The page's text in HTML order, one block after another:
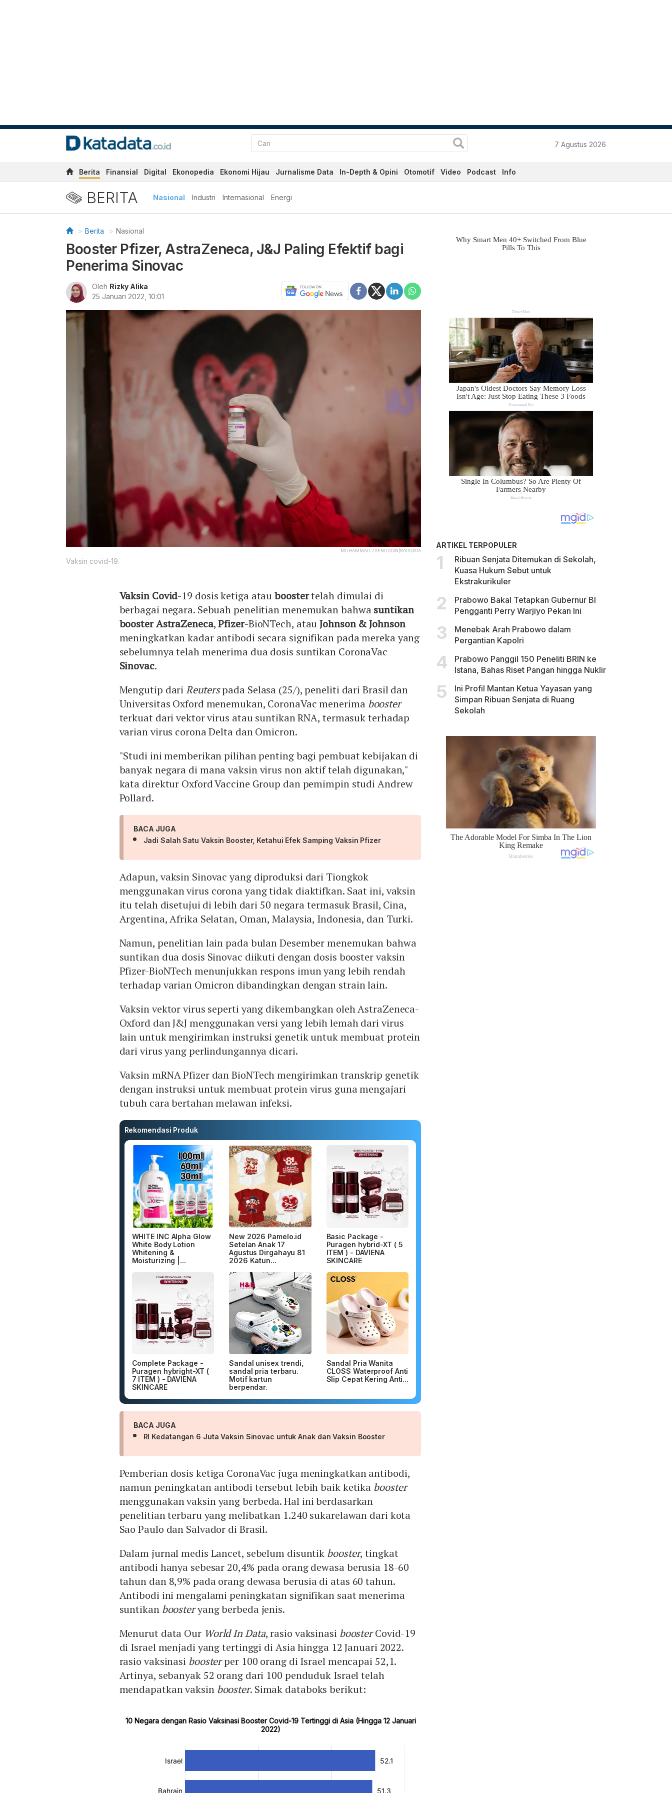
7 Agustus 2026
Berita Finansial Digital Ekonopedia Ekonomi Hijau Jurnalisme Data In-Depth & Opini Otomotif Video Podcast Info
BERITA Nasional Industri Internasional Energi
Berita Nasional
Booster Pfizer, AstraZeneca, J&J Paling Efektif bagi
Penerima Sinovac
Oleh Rizky Alika
25 Januari 2022, 10:01
MUHAMMAD ZAENUDDIN|KATADATA
Vaksin covid-19.
Vaksin Covid-19 dosis ketiga atauboostertelah dimulai di
berbagai negara. Sebuah penelitian menemukan bahwasuntikan
boosterAstraZeneca,Pfizer-BioNTech, atauJohnson & Johnson
meningkatkan kadar antibodi secara signifikan pada mereka yang
sebelumnya telah menerima dua dosis suntikan CoronaVac
Sinovac.
Mengutip dariReuterspada Selasa (25/), peneliti dari Brasil dan
Universitas Oxford menemukan, CoronaVac menerima booster
terkuat dari vektor virus atau suntikan RNA, termasuk terhadap
varian virus corona Delta dan Omicron.
"Studi ini memberikan pilihan penting bagi pembuat kebijakan di
banyak negara di mana vaksin virus non aktif telah digunakan,"
kata direktur Oxford Vaccine Group dan pemimpin studi Andrew
Pollard.
BACA JUGA
Jadi Salah Satu Vaksin Booster, Ketahui Efek Samping Vaksin Pfizer
Adapun, vaksin Sinovac yang diproduksi dari Tiongkok
menggunakan virus corona yang tidak diaktifkan. Saat ini, vaksin
itu telah disetujui di lebih dari 50 negara termasuk Brasil, Cina,
Argentina, Afrika Selatan, Oman, Malaysia, Indonesia, dan Turki.
Namun, penelitian lain pada bulan Desember menemukan bahwa
suntikan dua dosis Sinovac diikuti dengan dosis booster vaksin
Pfizer-BioNTech menunjukkan respons imun yang lebih rendah
terhadap varian Omicron dibandingkan dengan strain lain.
Vaksin vektor virus seperti yang dikembangkan oleh AstraZeneca-
Oxford dan J&J menggunakan versi yang lebih lemah dari virus
lain untuk mengirimkan instruksi genetik untuk membuat protein
dari virus yang perlindungannya dicari.
Vaksin mRNA Pfizer dan BioNTech mengirimkan transkrip genetik
dengan instruksi untuk membuat protein virus guna mengajari
tubuh cara bertahan melawan infeksi.
Rekomendasi Produk
WHITE INC Alpha Glow
White Body Lotion
Whitening &
Moisturizing |...
New 2026 Pamelo.id
Setelan Anak 17
Agustus Dirgahayu 81
2026 Katun...
Basic Package -
Puragen hybrid-XT ( 5
ITEM ) - DAVIENA
SKINCARE
Complete Package -
Puragen hybright-XT (
7 ITEM ) - DAVIENA
SKINCARE
Sandal unisex trendi,
sandal pria terbaru.
Motif kartun
berpendar.
Sandal Pria Wanita
CLOSS Waterproof Anti
Slip Cepat Kering Anti...
BACA JUGA
RI Kedatangan 6 Juta Vaksin Sinovac untuk Anak dan Vaksin Booster
Pemberian dosis ketiga CoronaVac juga meningkatkan antibodi,
namun peningkatan antibodi tersebut lebih baik ketika booster
menggunakan vaksin yang berbeda. Hal ini berdasarkan
penelitian terbaru yang melibatkan 1.240 sukarelawan dari kota
Sao Paulo dan Salvador di Brasil.
Dalam jurnal medis Lancet, sebelum disuntik booster, tingkat
antibodi hanya sebesar 20,4% pada orang dewasa berusia 18-60
tahun dan 8,9% pada orang dewasa berusia di atas 60 tahun.
Antibodi ini mengalami peningkatan signifikan saat menerima
suntikan boosteryang berbeda jenis.
Menurut data Our World In Data, rasio vaksinasi boosterCovid-19
di Israel menjadi yang tertinggi di Asia hingga 12 Januari 2022.
rasio vaksinasi boosterper 100 orang di Israel mencapai 52,1.
Artinya, sebanyak 52 orang dari 100 penduduk Israel telah
mendapatkan vaksin booster. Simak databoks berikut:
ARTIKEL TERPOPULER
Ribuan Senjata Ditemukan di Sekolah,
Kuasa Hukum Sebut untuk
Ekstrakurikuler
Prabowo Bakal Tetapkan Gubernur BI
Pengganti Perry Warjiyo Pekan Ini
Menebak Arah Prabowo dalam
Pergantian Kapolri
Prabowo Panggil 150 Peneliti BRIN ke
Istana, Bahas Riset Pangan hingga Nuklir
Ini Profil Mantan Ketua Yayasan yang
Simpan Ribuan Senjata di Ruang
Sekolah